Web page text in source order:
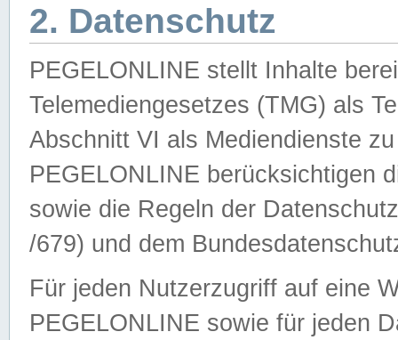
2. Datenschutz
PEGELONLINE stellt Inhalte
Telemediengesetzes (TMG) als
Abschnitt VI als Mediendienste
PEGELONLINE berücksichtigen
sowie die Regeln der
/679) und dem
Für jeden Nutzerzugriff auf eine
PEGELONLINE sowie für jeden